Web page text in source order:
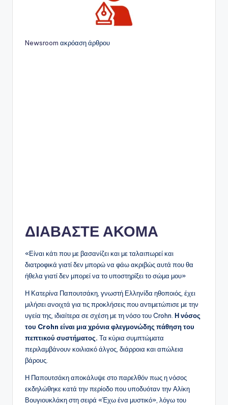
Newsroom ακρόαση άρθρου
ΔΙΑΒΑΣΤΕ ΑΚΟΜΑ
«Είναι κάτι που με βασανίζει και με ταλαιπωρεί και
διατροφικά γιατί δεν μπορώ να φάω ακριβώς αυτά που θα
ήθελα γιατί δεν μπορεί να το υποστηρίξει το σώμα μου»
Η Κατερίνα Παπουτσάκη, γνωστή Ελληνίδα ηθοποιός, έχει
μιλήσει ανοιχτά για τις προκλήσεις που αντιμετώπισε με την
υγεία της, ιδιαίτερα σε σχέση με τη νόσο του Crohn. Η νόσος
του Crohn είναι μια χρόνια φλεγμονώδης πάθηση του
πεπτικού συστήματος. Τα κύρια συμπτώματα
περιλαμβάνουν κοιλιακό άλγος, διάρροια και απώλεια
βάρους. ​
Η Παπουτσάκη αποκάλυψε στο παρελθόν πως η νόσος
εκδηλώθηκε κατά την περίοδο που υποδυόταν την Αλίκη
Βουγιουκλάκη στη σειρά «Έχω ένα μυστικό», λόγω του